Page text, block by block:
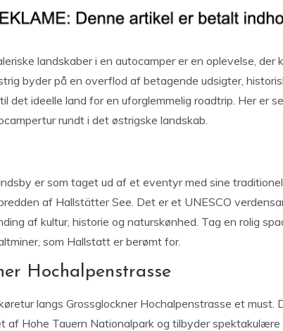
landskaber i en autocamper er en oplevelse, der
byder på en overflod af betagende udsigter,
det ideelle land for en uforglemmelig roadtrip. Her er
rundt i det østrigske landskab.
er som taget ud af et eventyr med sine
af Hallstätter See. Det er et UNESCO
af kultur, historie og naturskønhed. Tag en rolig
som Hallstatt er berømt for.
Hochalpenstrasse
langs Grossglockner Hochalpenstrasse et must.
af Hohe Tauern Nationalpark og tilbyder